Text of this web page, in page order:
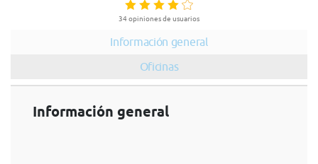
34 opiniones de usuarios
Información general
Oficinas
Información general